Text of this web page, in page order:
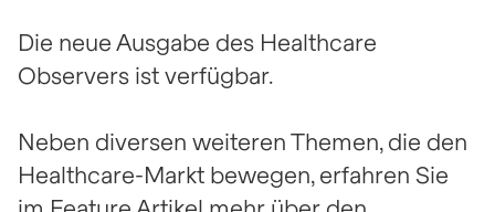
Die neue Ausgabe des Healthcare
Observers ist verfügbar.
Neben diversen weiteren Themen, die den
Healthcare-Markt bewegen, erfahren Sie